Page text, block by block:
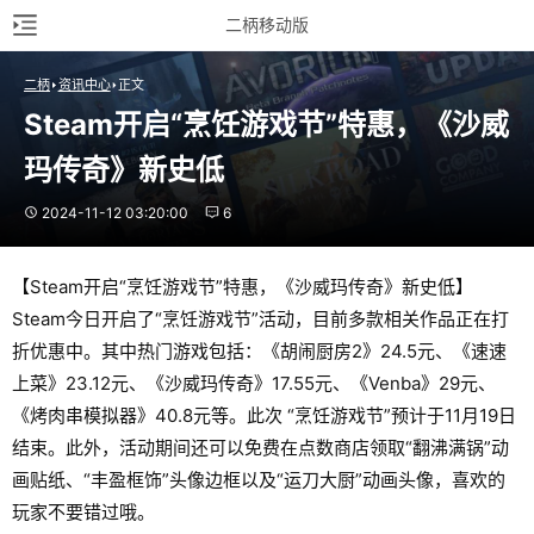
二柄移动版
二柄 资讯中心 正文
Steam开启“烹饪游戏节”特惠，《沙威
玛传奇》新史低
2024-11-12 03:20:00 6
【Steam开启“烹饪游戏节”特惠，《沙威玛传奇》新史低】
Steam今日开启了“烹饪游戏节”活动，目前多款相关作品正在打
折优惠中。其中热门游戏包括：《胡闹厨房2》24.5元、《速速
上菜》23.12元、《沙威玛传奇》17.55元、《Venba》29元、
《烤肉串模拟器》40.8元等。此次 “烹饪游戏节”预计于11月19日
结束。此外，活动期间还可以免费在点数商店领取“翻沸满锅”动
画贴纸、“丰盈框饰”头像边框以及“运刀大厨”动画头像，喜欢的
玩家不要错过哦。